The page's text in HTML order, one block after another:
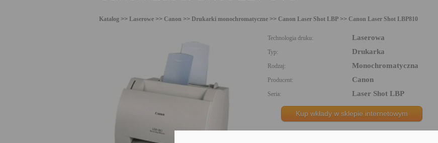
Katalog >> Laserowe >> Canon >> Drukarki monochromatyczne >> Canon Laser Shot LBP >> Canon Laser Shot LBP810
Technologia druku: Laserowa
Typ: Drukarka
Rodzaj: Monochromatyczna
Producent: Canon
Seria: Laser Shot LBP
Kup wkłady w sklepie internetowym